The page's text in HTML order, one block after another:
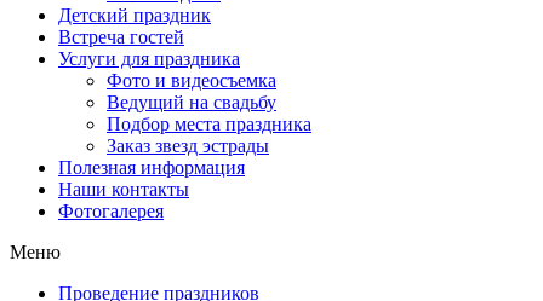
Детский праздник
Встреча гостей
Услуги для праздника
Фото и видеосъемка
Ведущий на свадьбу
Подбор места праздника
Заказ звезд эстрады
Полезная информация
Наши контакты
Фотогалерея
Меню
Проведение праздников